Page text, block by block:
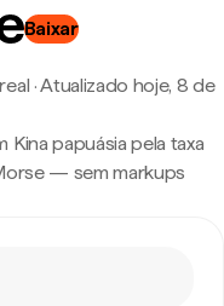
Baixar
·Atualizado hoje, 8 de
Kina papuásia pela taxa
— sem markups